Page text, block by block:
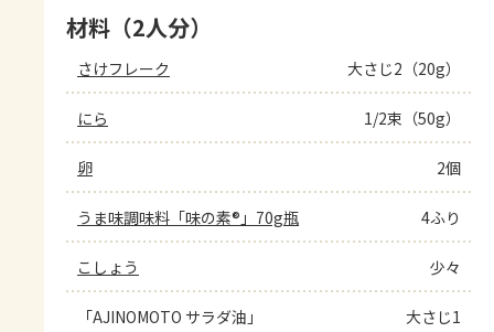
材料（2人分）
さけフレーク 大さじ2（20g）
にら 1/2束（50g）
卵 2個
うま味調味料「味の素®」70g瓶 4ふり
こしょう 少々
「AJINOMOTO サラダ油」 大さじ1